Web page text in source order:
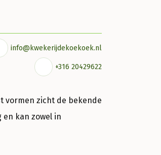
info@kwekerijdekoekoek.nl
+316 20429622
vormen zicht de bekende
kan zowel in